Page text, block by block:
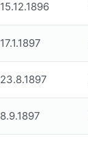
15.12.1896
17.1.1897
23.8.1897
8.9.1897